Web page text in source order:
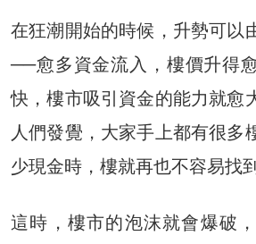
在狂潮開始的時候，升勢可以
──愈多資金流入，樓價升得
快，樓市吸引資金的能力就愈
人們發覺，大家手上都有很多
少現金時，樓就再也不容易找
這時，樓市的泡沫就會爆破